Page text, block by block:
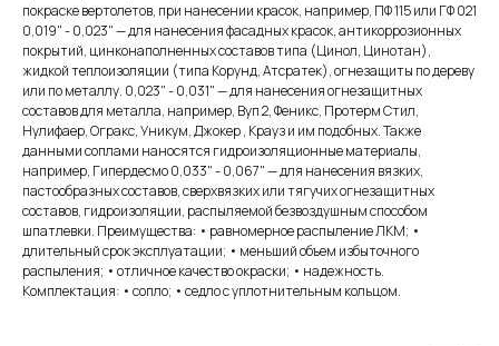
покраске вертолетов, при нанесении красок, например, ПФ 115 или ГФ 021
0,019" - 0,023" — для нанесения фасадных красок, антикоррозионных
покрытий, цинконаполненных составов типа (Цинол, Цинотан),
жидкой теплоизоляции (типа Корунд, Атсратек), огнезащиты по дереву
или по металлу. 0,023" - 0,031" — для нанесения огнезащитных
составов для металла, например, Вуп 2, Феникс, Протерм Стил,
Нулифаер, Огракс, Уникум, Джокер , Крауз и им подобных. Также
данными соплами наносятся гидроизоляционные материалы,
например, Гипердесмо 0,033" - 0,067" — для нанесения вязких,
пастообразных составов, сверхвязких или тягучих огнезащитных
составов, гидроизоляции, распыляемой безвоздушным способом
шпатлевки. Преимущества: • равномерное распыление ЛКМ; •
длительный срок эксплуатации; • меньший объем избыточного
распыления; • отличное качество окраски; • надежность.
Комплектация: • сопло; • седло с уплотнительным кольцом.